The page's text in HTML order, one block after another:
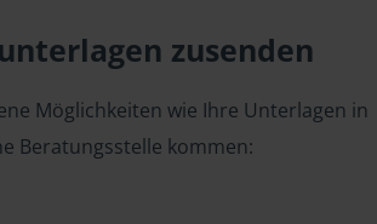
zusenden
Möglichkeiten wie Ihre Unterlagen in
Beratungsstelle kommen: